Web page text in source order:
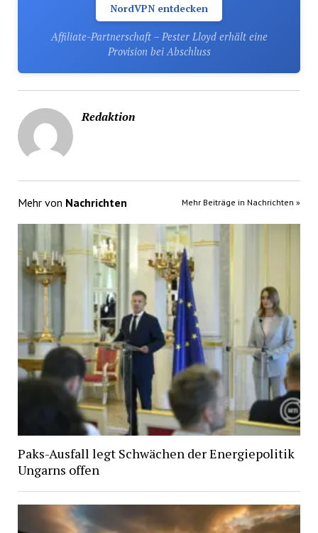
NordVPN entdecken
Affiliate-Partnerschaft – Pester Lloyd erhält eine
Provision bei Abschluss
Redaktion
Mehr von Nachrichten Mehr Beiträge in Nachrichten »
Paks-Ausfall legt Schwächen der Energiepolitik
Ungarns offen